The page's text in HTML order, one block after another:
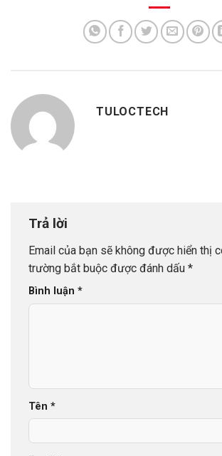
TULOCTECH
Trả lời
Email của bạn sẽ không được hiển thị
trường bắt buộc được đánh dấu *
Bình luận *
Tên *